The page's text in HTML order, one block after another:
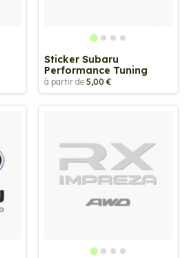
Sticker Subaru
Performance Tuning
à partir de 5,00 €